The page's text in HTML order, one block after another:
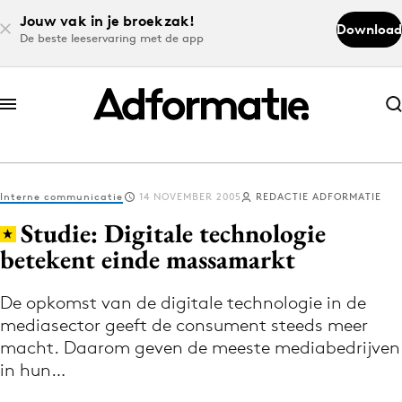
Jouw vak in je broekzak!
De beste leeservaring met de app
Download
Abonneer nu
Abonneer nu
Log in
Volg het laatste nieuws via de Adformatie
Nieuws app
Interne communicatie 14 NOVEMBER 2005 REDACTIE ADFORMATIE
Studie: Digitale technologie
betekent einde massamarkt
De opkomst van de digitale technologie in de
mediasector geeft de consument steeds meer
macht. Daarom geven de meeste mediabedrijven
in hun…